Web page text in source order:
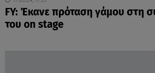
FY: Έκανε πρόταση γάμου στη
του on stage